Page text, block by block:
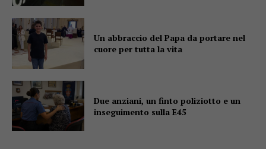
Un abbraccio del Papa da portare nel
cuore per tutta la vita
Due anziani, un finto poliziotto e un
inseguimento sulla E45